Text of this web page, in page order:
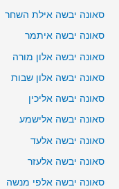
סאונה יבשה אילת השחר
סאונה יבשה איתמר
סאונה יבשה אלון מורה
סאונה יבשה אלון שבות
סאונה יבשה אליכין
סאונה יבשה אלישמע
סאונה יבשה אלעד
סאונה יבשה אלעזר
סאונה יבשה אלפי מנשה